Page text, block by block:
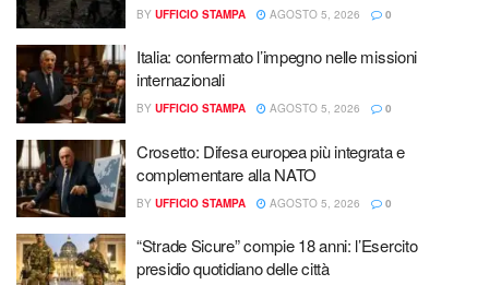
BY UFFICIO STAMPA AGOSTO 5, 2026 0
Italia: confermato l’impegno nelle missioni
internazionali
BY UFFICIO STAMPA AGOSTO 5, 2026 0
Crosetto: Difesa europea più integrata e
complementare alla NATO
BY UFFICIO STAMPA AGOSTO 5, 2026 0
“Strade Sicure” compie 18 anni: l’Esercito
presidio quotidiano delle città